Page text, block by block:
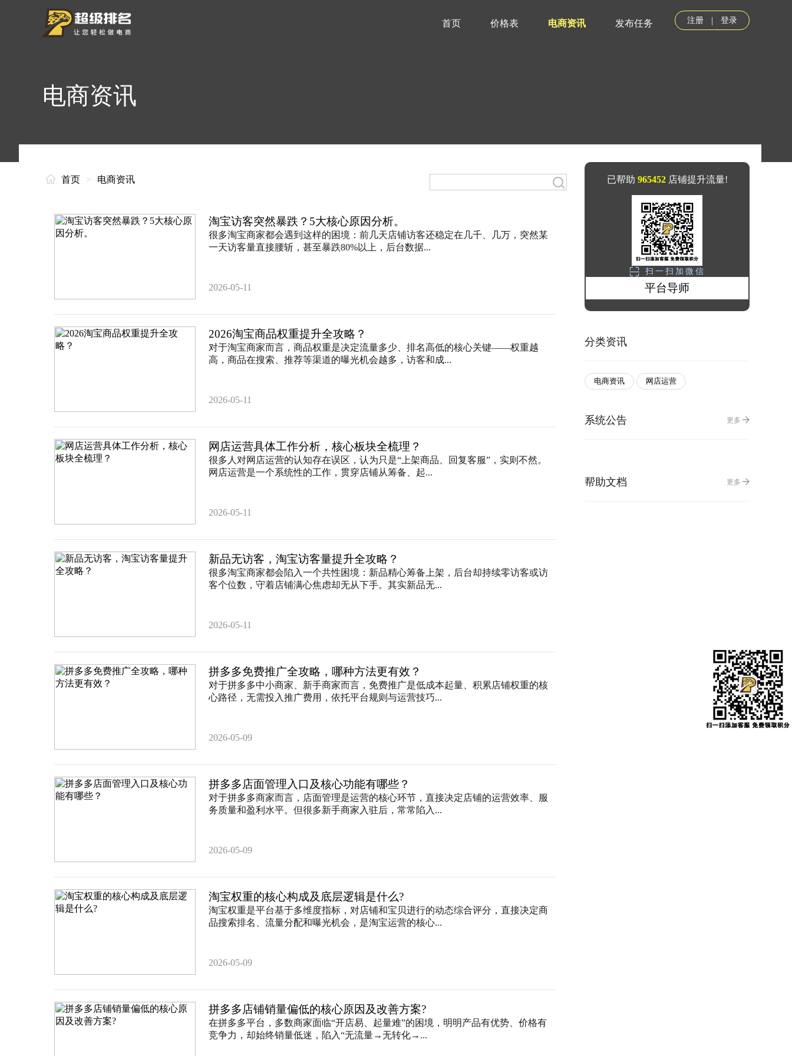
注册 | 登录
首页 价格表 电商资讯 发布任务
电商资讯
首页 > 电商资讯
淘宝访客突然暴跌？5大核心原因分析。
很多淘宝商家都会遇到这样的困境：前几天店铺访客还稳定在几千、几万，突然某
一天访客量直接腰斩，甚至暴跌80%以上，后台数据...
2026-05-11
2026淘宝商品权重提升全攻略？
对于淘宝商家而言，商品权重是决定流量多少、排名高低的核心关键——权重越
高，商品在搜索、推荐等渠道的曝光机会越多，访客和成...
2026-05-11
网店运营具体工作分析，核心板块全梳理？
很多人对网店运营的认知存在误区，认为只是“上架商品、回复客服”，实则不然。
网店运营是一个系统性的工作，贯穿店铺从筹备、起...
2026-05-11
新品无访客，淘宝访客量提升全攻略？
很多淘宝商家都会陷入一个共性困境：新品精心筹备上架，后台却持续零访客或访
客个位数，守着店铺满心焦虑却无从下手。其实新品无...
2026-05-11
拼多多免费推广全攻略，哪种方法更有效？
对于拼多多中小商家、新手商家而言，免费推广是低成本起量、积累店铺权重的核
心路径，无需投入推广费用，依托平台规则与运营技巧...
2026-05-09
拼多多店面管理入口及核心功能有哪些？
对于拼多多商家而言，店面管理是运营的核心环节，直接决定店铺的运营效率、服
务质量和盈利水平。但很多新手商家入驻后，常常陷入...
2026-05-09
淘宝权重的核心构成及底层逻辑是什么?
淘宝权重是平台基于多维度指标，对店铺和宝贝进行的动态综合评分，直接决定商
品搜索排名、流量分配和曝光机会，是淘宝运营的核心...
2026-05-09
拼多多店铺销量偏低的核心原因及改善方案?
在拼多多平台，多数商家面临“开店易、起量难”的困境，明明产品有优势、价格有
竞争力，却始终销量低迷，陷入“无流量→无转化→...
已帮助 965452店铺提升流量!
扫一扫加微信
平台导师
分类资讯
电商资讯 网店运营
系统公告 更多
帮助文档 更多